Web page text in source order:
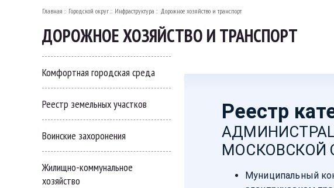
Главная Городской округ Инфраструктура Дорожное хозяйство и транспорт
ДОРОЖНОЕ ХОЗЯЙСТВО И ТРАНСПОРТ
Комфортная городская среда
Реестр земельных участков
Воинские захоронения
Жилищно-коммунальное
хозяйство